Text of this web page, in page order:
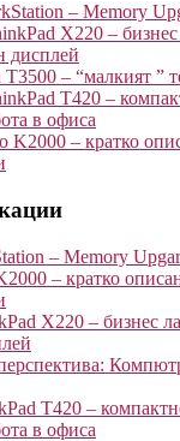
– Memory
X220 – бизнес
дисплей
– “малкият ”
T420 –
в офиса
K2000 – кратко
– Memory
– кратко
X220 – бизнес
T420 –
в офиса
tag/